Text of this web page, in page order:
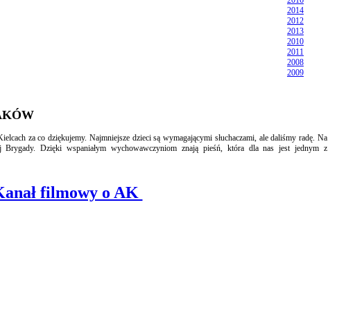
2014
2012
2013
2010
2011
2008
2009
za co dziękujemy. Najmniejsze dzieci są wymagającymi słuchaczami, ale daliśmy radę. Na
Brygady. Dzięki wspaniałym wychowawczyniom znają pieśń, która dla nas jest jednym z
filmowy o AK